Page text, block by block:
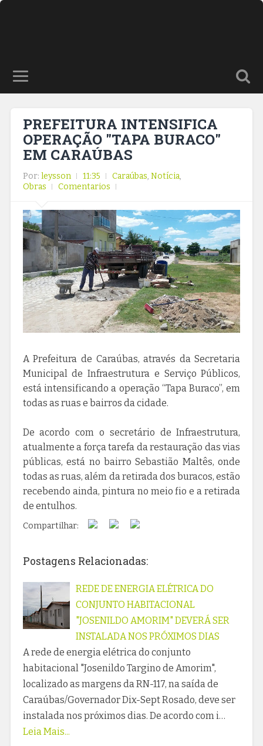
PREFEITURA INTENSIFICA
OPERAÇÃO "TAPA BURACO"
EM CARAÚBAS
Por: leysson 11:35 Caraúbas, Notícia,
Obras
Comentarios
A Prefeitura de Caraúbas, através da Secretaria
Municipal de Infraestrutura e Serviço Públicos,
está intensificando a operação “Tapa Buraco”, em
todas as ruas e bairros da cidade.
De acordo com o secretário de Infraestrutura,
atualmente a força tarefa da restauração das vias
públicas, está no bairro Sebastião Maltês, onde
todas as ruas, além da retirada dos buracos, estão
recebendo ainda, pintura no meio fio e a retirada
de entulhos.
Compartilhar:
Postagens Relacionadas:
REDE DE ENERGIA ELÉTRICA DO
CONJUNTO HABITACIONAL
"JOSENILDO AMORIM" DEVERÁ SER
INSTALADA NOS PRÓXIMOS DIAS
A rede de energia elétrica do conjunto
habitacional "Josenildo Targino de Amorim",
localizado as margens da RN-117, na saída de
Caraúbas/Governador Dix-Sept Rosado, deve ser
instalada nos próximos dias. De acordo com i…
Leia Mais...